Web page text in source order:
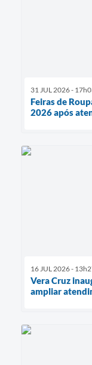
31 JUL 2026 -
Feiras de
2026 após
16 JUL 2026 -
Vera Cruz
ampliar